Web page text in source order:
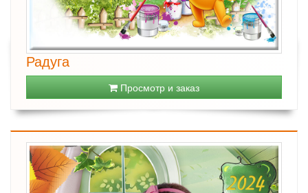
Радуга
Просмотр и заказ